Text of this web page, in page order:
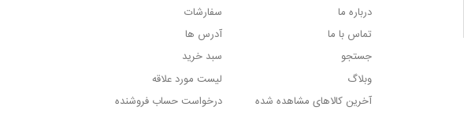
درباره ما
تماس با ما
جستجو
وبلاگ
آخرین کالاهای مشاهده شده
سفارشات
آدرس ها
سبد خرید
لیست مورد علاقه
درخواست حساب فروشنده